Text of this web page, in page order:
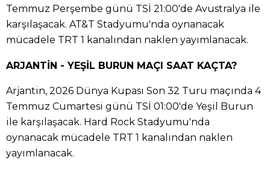
Temmuz Perşembe günü TSİ 21:00'de Avustralya ile
karşılaşacak. AT&T Stadyumu'nda oynanacak
mücadele TRT 1 kanalından naklen yayımlanacak.
ARJANTİN - YEŞİL BURUN MAÇI SAAT KAÇTA?
Arjantin, 2026 Dünya Kupası Son 32 Turu maçında 4
Temmuz Cumartesi günü TSİ 01:00'de Yeşil Burun
ile karşılaşacak. Hard Rock Stadyumu'nda
oynanacak mücadele TRT 1 kanalından naklen
yayımlanacak.